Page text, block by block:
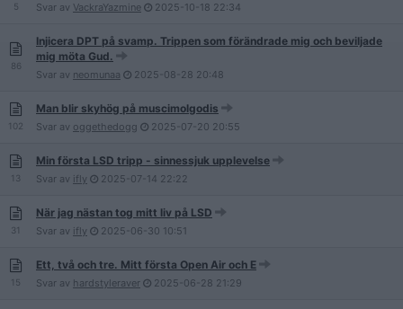
5 Svar av VackraYazmine 2025-10-18 22:34
86
Injicera DPT på svamp. Trippen som förändrade mig och beviljade
mig möta Gud.
Svar av neomunaa 2025-08-28 20:48
102
Man blir skyhög på muscimolgodis
Svar av oggethedogg 2025-07-20 20:55
13
Min första LSD tripp - sinnessjuk upplevelse
Svar av ifly 2025-07-14 22:22
31
När jag nästan tog mitt liv på LSD
Svar av ifly 2025-06-30 10:51
15
Ett, två och tre. Mitt första Open Air och E
Svar av hardstyleraver 2025-06-28 21:29